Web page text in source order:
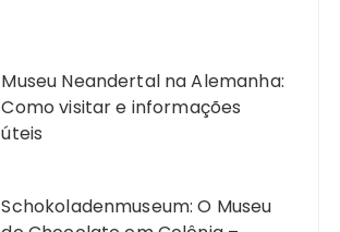
Museu Neandertal na Alemanha:
Como visitar e informações
úteis
Schokoladenmuseum: O Museu